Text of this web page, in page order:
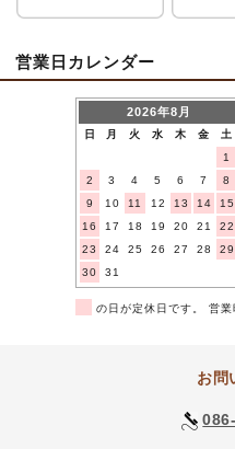
営業日カレンダー
2026年8月
日 月 火 水 木 金
土
1
2
3 4 5 6 7
8
9
10 11 12 13 14
15
16
17 18 19 20 21
22
23
24 25 26 27 28
29
30
31
の日が定休日です。 営
お問